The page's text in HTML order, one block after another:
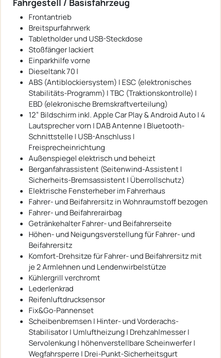
Fahrgestell / Basisfahrzeug
Frontantrieb
Breitspurfahrwerk
Tabletholder und USB-Steckdose
Stoßfänger lackiert
Einparkhilfe vorne
Dieseltank 70 l
ABS (Antiblockiersystem) | ESC (elektronisches
Stabilitäts-Programm) | TBC (Traktionskontrolle) |
EBD (elekronische Bremskraftverteilung)
12“ Bildschirm inkl. Apple Car Play & Android Auto | 4
Lautsprecher vorn | DAB Antenne | Bluetooth-
Schnittstelle | USB-Anschluss |
Freisprecheinrichtung
Außenspiegel elektrisch und beheizt
Berganfahrassistent (Seitenwind-Assistent |
Sicherheits-Bremsassistent | Überrollschutz)
Elektrische Fensterheber im Fahrerhaus
Fahrer- und Beifahrersitz in Wohnraumstoff bezogen
Fahrer- und Beifahrerairbag
Getränkehalter Fahrer- und Beifahrerseite
Höhen- und Neigungsverstellung für Fahrer- und
Beifahrersitz
Komfort-Drehsitze für Fahrer- und Beifahrersitz mit
je 2 Armlehnen und Lendenwirbelstütze
Kühlergrill verchromt
Lederlenkrad
Reifenluftdrucksensor
Fix&Go-Pannenset
Scheibenbremsen | Hinter- und Vorderachs-
Stabilisator | Umluftheizung | Drehzahlmesser |
Servolenkung | höhenverstellbare Scheinwerfer |
Wegfahrsperre | Drei-Punkt-Sicherheitsgurt